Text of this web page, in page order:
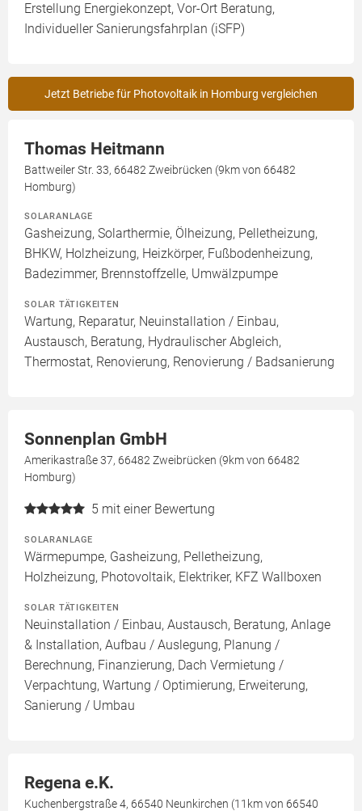
Erstellung Energiekonzept, Vor-Ort Beratung,
Individueller Sanierungsfahrplan (iSFP)
Jetzt Betriebe für Photovoltaik in Homburg vergleichen
Thomas Heitmann
Battweiler Str. 33, 66482 Zweibrücken (9km von 66482
Homburg)
SOLARANLAGE
Gasheizung, Solarthermie, Ölheizung, Pelletheizung,
BHKW, Holzheizung, Heizkörper, Fußbodenheizung,
Badezimmer, Brennstoffzelle, Umwälzpumpe
SOLAR TÄTIGKEITEN
Wartung, Reparatur, Neuinstallation / Einbau,
Austausch, Beratung, Hydraulischer Abgleich,
Thermostat, Renovierung, Renovierung / Badsanierung
Sonnenplan GmbH
Amerikastraße 37, 66482 Zweibrücken (9km von 66482
Homburg)
5 mit einer Bewertung
SOLARANLAGE
Wärmepumpe, Gasheizung, Pelletheizung,
Holzheizung, Photovoltaik, Elektriker, KFZ Wallboxen
SOLAR TÄTIGKEITEN
Neuinstallation / Einbau, Austausch, Beratung, Anlage
& Installation, Aufbau / Auslegung, Planung /
Berechnung, Finanzierung, Dach Vermietung /
Verpachtung, Wartung / Optimierung, Erweiterung,
Sanierung / Umbau
Regena e.K.
Kuchenbergstraße 4, 66540 Neunkirchen (11km von 66540